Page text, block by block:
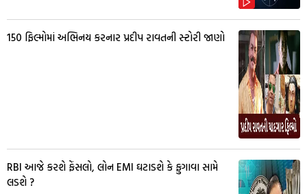
150 ફિલ્મોમાં અભિનય કરનાર પ્રદીપ રાવતની સ્ટોરી જાણો
RBI આજે કરશે ફેંસલો, લોન EMI ઘટાડશે કે ફુગાવા સામે
લડશે ?